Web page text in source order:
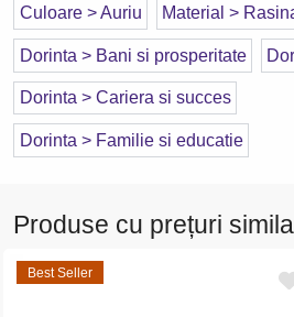
Culoare > Auriu Material >
Dorinta > Bani si prosperitate
Dorinta > Cariera si succes
Dorinta > Familie si educatie
Produse cu prețuri
Best Seller